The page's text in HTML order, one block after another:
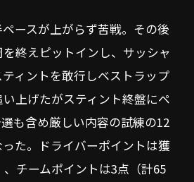
ースが上がらず苦戦。その後
終えピットインし、サッシャ
ィントを敢行しベストラップ
上げたがスティント終盤にペ
も含め厳しい内容の試練の12
た。ドライバーポイントは獲
チームポイントは3点（計65